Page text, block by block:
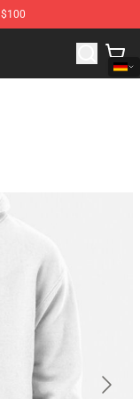
Shop